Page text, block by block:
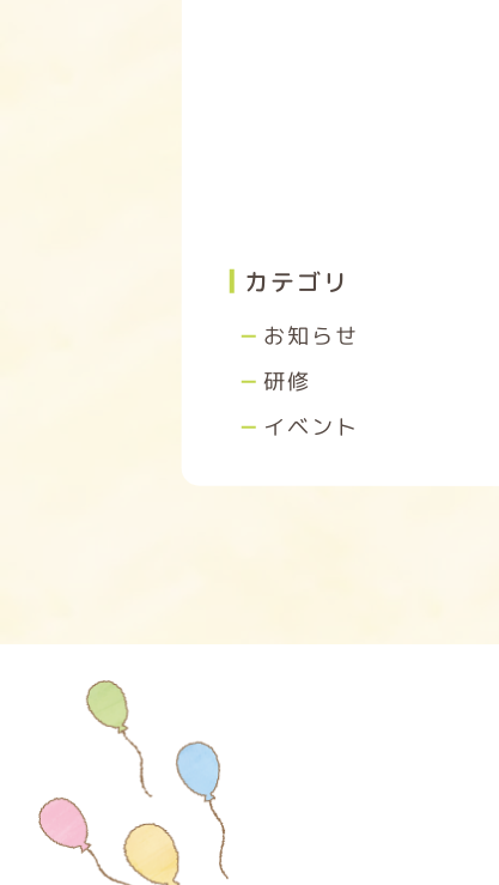
カテゴリ
お知らせ
研修
イベント